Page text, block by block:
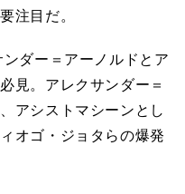
注目だ。
ダー＝アーノルドとア
見。アレクサンダー＝
アシストマシーンとし
オゴ・ジョタらの爆発